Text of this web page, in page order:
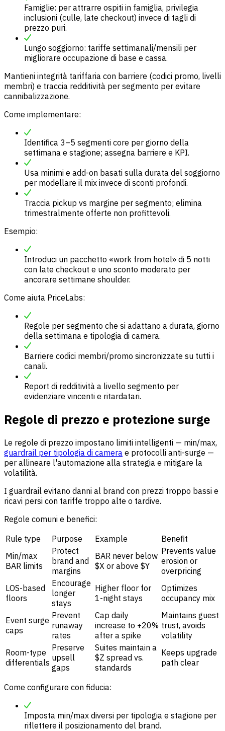
Famiglie: per attrarre ospiti in famiglia, privilegia
inclusioni (culle, late checkout) invece di tagli di
prezzo puri.
Lungo soggiorno: tariffe settimanali/mensili per
migliorare occupazione di base e cassa.
Mantieni integrità tariffaria con barriere (codici promo, livelli
membri) e traccia redditività per segmento per evitare
cannibalizzazione.
Come implementare:
Identifica 3–5 segmenti core per giorno della
settimana e stagione; assegna barriere e KPI.
Usa minimi e add-on basati sulla durata del soggiorno
per modellare il mix invece di sconti profondi.
Traccia pickup vs margine per segmento; elimina
trimestralmente offerte non profittevoli.
Esempio:
Introduci un pacchetto «work from hotel» di 5 notti
con late checkout e uno sconto moderato per
ancorare settimane shoulder.
Come aiuta PriceLabs:
Regole per segmento che si adattano a durata, giorno
della settimana e tipologia di camera.
Barriere codici membri/promo sincronizzate su tutti i
canali.
Report di redditività a livello segmento per
evidenziare vincenti e ritardatari.
Regole di prezzo e protezione surge
Le regole di prezzo impostano limiti intelligenti — min/max,
guardrail per tipologia di camera e protocolli anti-surge —
per allineare l'automazione alla strategia e mitigare la
volatilità.
I guardrail evitano danni al brand con prezzi troppo bassi e
ricavi persi con tariffe troppo alte o tardive.
Regole comuni e benefici:
Rule type
Purpose Example
Benefit
Min/max
BAR limits
Protect
brand and
margins
BAR never below
$X or above $Y
Prevents value
erosion or
overpricing
LOS-based
floors
Encourage
longer
stays
Higher floor for
1-night stays
Optimizes
occupancy mix
Event surge
caps
Prevent
runaway
rates
Cap daily
increase to +20%
after a spike
Maintains guest
trust, avoids
volatility
Room-type
differentials
Preserve
upsell
gaps
Suites maintain a
$Z spread vs.
standards
Keeps upgrade
path clear
Come configurare con fiducia:
Imposta min/max diversi per tipologia e stagione per
riflettere il posizionamento del brand.